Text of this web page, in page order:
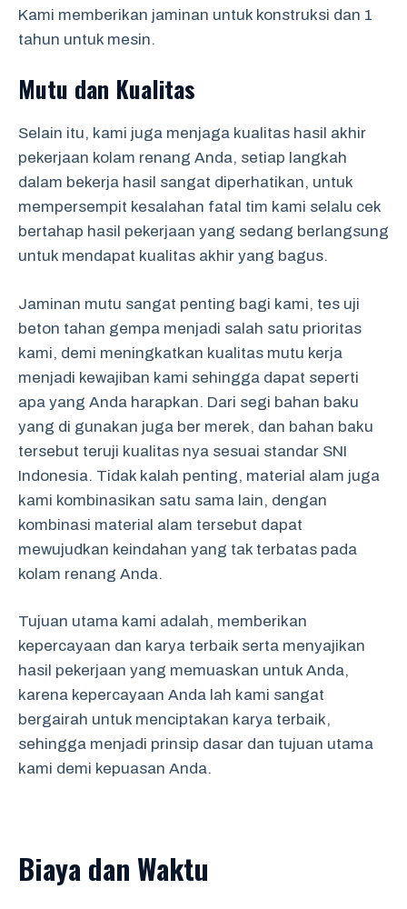
Kami memberikan jaminan untuk konstruksi dan 1
tahun untuk mesin.
Mutu dan Kualitas
Selain itu, kami juga menjaga kualitas hasil akhir
pekerjaan kolam renang Anda, setiap langkah
dalam bekerja hasil sangat diperhatikan, untuk
mempersempit kesalahan fatal tim kami selalu cek
bertahap hasil pekerjaan yang sedang berlangsung
untuk mendapat kualitas akhir yang bagus.
Jaminan mutu sangat penting bagi kami, tes uji
beton tahan gempa menjadi salah satu prioritas
kami, demi meningkatkan kualitas mutu kerja
menjadi kewajiban kami sehingga dapat seperti
apa yang Anda harapkan. Dari segi bahan baku
yang di gunakan juga ber merek, dan bahan baku
tersebut teruji kualitas nya sesuai standar SNI
Indonesia. Tidak kalah penting, material alam juga
kami kombinasikan satu sama lain, dengan
kombinasi material alam tersebut dapat
mewujudkan keindahan yang tak terbatas pada
kolam renang Anda.
Tujuan utama kami adalah, memberikan
kepercayaan dan karya terbaik serta menyajikan
hasil pekerjaan yang memuaskan untuk Anda,
karena kepercayaan Anda lah kami sangat
bergairah untuk menciptakan karya terbaik,
sehingga menjadi prinsip dasar dan tujuan utama
kami demi kepuasan Anda.
Biaya dan Waktu